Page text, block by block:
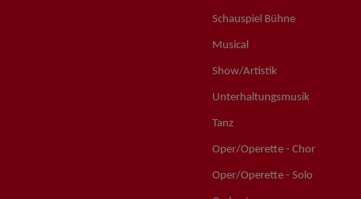
Schauspiel Bühne
Musical
Show/Artistik
Unterhaltungsmusik
Tanz
Oper/Operette - Chor
Oper/Operette - Solo